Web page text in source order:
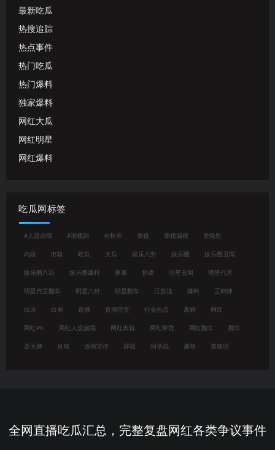
最新吃瓜
热搜追踪
热点事件
热门吃瓜
热门爆料
独家爆料
网红大瓜
网红明星
网红爆料
吃瓜网标签
#人设崩塌 #潜规则 何秋亊 偷税 偷税漏税 关晓彤
内娱 出轨 吃瓜 大瓜 娱乐八卦 娱乐圈 娱乐圈丑闻
娱乐圈八卦 娱乐圈爆料 家暴 抄袭 明星丑闻 明星代言
明星代言翻车 明星八卦 明星翻车 汪苏泷 爆料 王鹤棣
白冰 白鹿 直播 直播带货 社会热点 离婚 网红
网红PK 网红人设崩塌 网红出轨 网红带货 网红翻车 翻车
耍大牌 肖旭 虚假宣传 辟谣 闫学晶 鹿晗 黄晓明
全网直播吃瓜汇总，完整复盘网红各类争议事件